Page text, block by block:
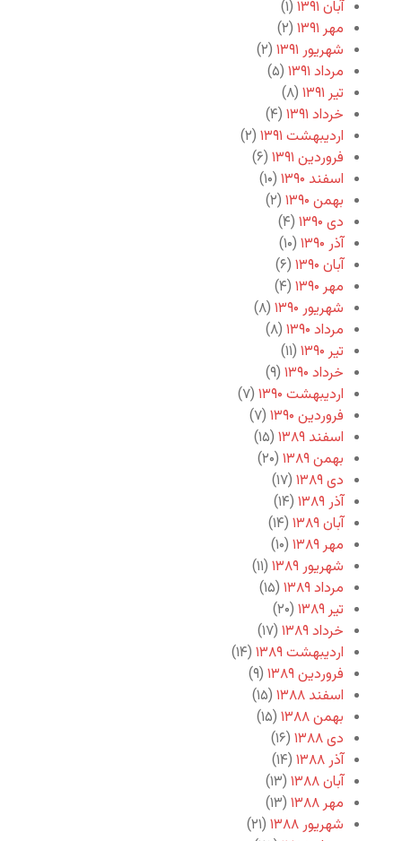
آبان ۱۳۹۱
(۱)
مهر ۱۳۹۱
(۲)
شهریور ۱۳۹۱
(۲)
مرداد ۱۳۹۱
(۵)
تیر ۱۳۹۱
(۸)
خرداد ۱۳۹۱
(۴)
اردیبهشت ۱۳۹۱
(۲)
فروردین ۱۳۹۱
(۶)
اسفند ۱۳۹۰
(۱۰)
بهمن ۱۳۹۰
(۲)
دی ۱۳۹۰
(۴)
آذر ۱۳۹۰
(۱۰)
آبان ۱۳۹۰
(۶)
مهر ۱۳۹۰
(۴)
شهریور ۱۳۹۰
(۸)
مرداد ۱۳۹۰
(۸)
تیر ۱۳۹۰
(۱۱)
خرداد ۱۳۹۰
(۹)
اردیبهشت ۱۳۹۰
(۷)
فروردین ۱۳۹۰
(۷)
اسفند ۱۳۸۹
(۱۵)
بهمن ۱۳۸۹
(۲۰)
دی ۱۳۸۹
(۱۷)
آذر ۱۳۸۹
(۱۴)
آبان ۱۳۸۹
(۱۴)
مهر ۱۳۸۹
(۱۰)
شهریور ۱۳۸۹
(۱۱)
مرداد ۱۳۸۹
(۱۵)
تیر ۱۳۸۹
(۲۰)
خرداد ۱۳۸۹
(۱۷)
اردیبهشت ۱۳۸۹
(۱۴)
فروردین ۱۳۸۹
(۹)
اسفند ۱۳۸۸
(۱۵)
بهمن ۱۳۸۸
(۱۵)
دی ۱۳۸۸
(۱۶)
آذر ۱۳۸۸
(۱۴)
آبان ۱۳۸۸
(۱۳)
مهر ۱۳۸۸
(۱۳)
شهریور ۱۳۸۸
(۲۱)